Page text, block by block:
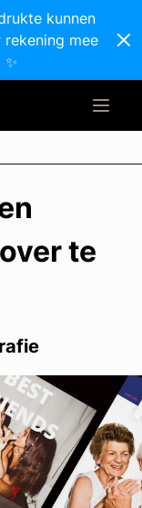
kunnen
mee
te